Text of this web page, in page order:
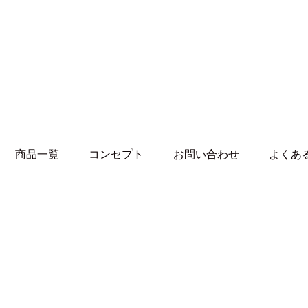
商品一覧 コンセプト お問い合わせ よくあ